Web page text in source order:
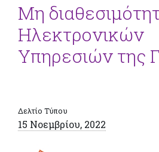
Μη
Ηλεκτρονικών
Υπηρεσιών της
Δελτίο Τύπου
15 Νοεμβρίου, 2022